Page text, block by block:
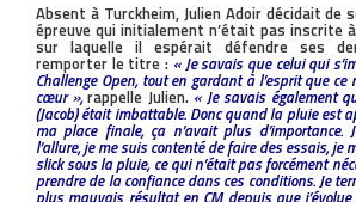
Absent à Turckheim, Julien Adoir décidait de
épreuve qui initialement n’était pas inscrite
sur laquelle il espérait défendre ses
remporter le titre :« Je savais que celui qui
Challenge Open, tout en gardant à l’esprit que ce
cœur »,rappelle Julien.« Je savais également
(Jacob) était imbattable. Donc quand la pluie est
ma place finale, ça n’avait plus d’importance.
l’allure, je me suis contenté de faire des essais, je
slick sous la pluie, ce qui n’était pas forcément
prendre de la confiance dans ces conditions. Je